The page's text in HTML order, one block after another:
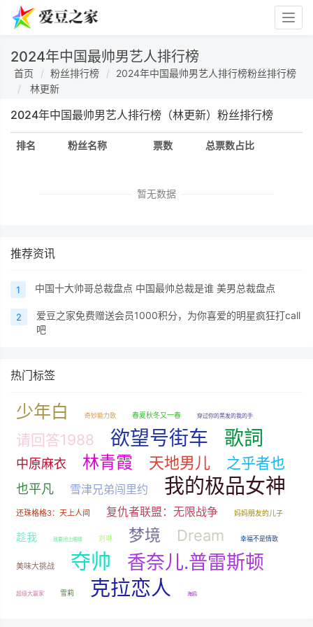
2024年中国最帅男艺人排行榜
首页 粉丝排行榜
2024年中国最帅男艺人排行榜粉丝排行榜
林更新
2024年中国最帅男艺人排行榜（林更新）粉丝排行榜
排名 粉丝名称 票数 总票数占比
暂无数据
推荐资讯
1 中国十大帅哥总裁盘点 中国最帅总裁是谁 美男总裁盘点
2
爱豆之家免费赠送会员1000积分，为你喜爱的明星疯狂打call
吧
热门标签
少年白 奇妙能力歌 春夏秋冬又一春 穿过你的黑发的我的手
请回答1988 欲望号街车 歌詞
中原麻衣 林青霞 天地男儿 之乎者也
也平凡 雪津兄弟闯里约 我的极品女神
还珠格格3：天上人间 复仇者联盟：无限战争 妈妈朋友的儿子
趁我 我要闭上眼睛 刘琳 梦境 Dream 幸福不是情歌
美味大挑战 夺帅 香奈儿.普雷斯顿
超级大赢家 雪莉 克拉恋人 海鸥